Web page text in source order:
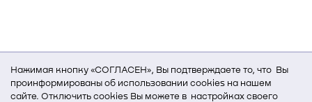
Нажимая кнопку «СОГЛАСЕН», Вы подтверждаете то, что Вы
проинформированы об использовании cookies на нашем
сайте. Отключить cookies Вы можете в настройках своего